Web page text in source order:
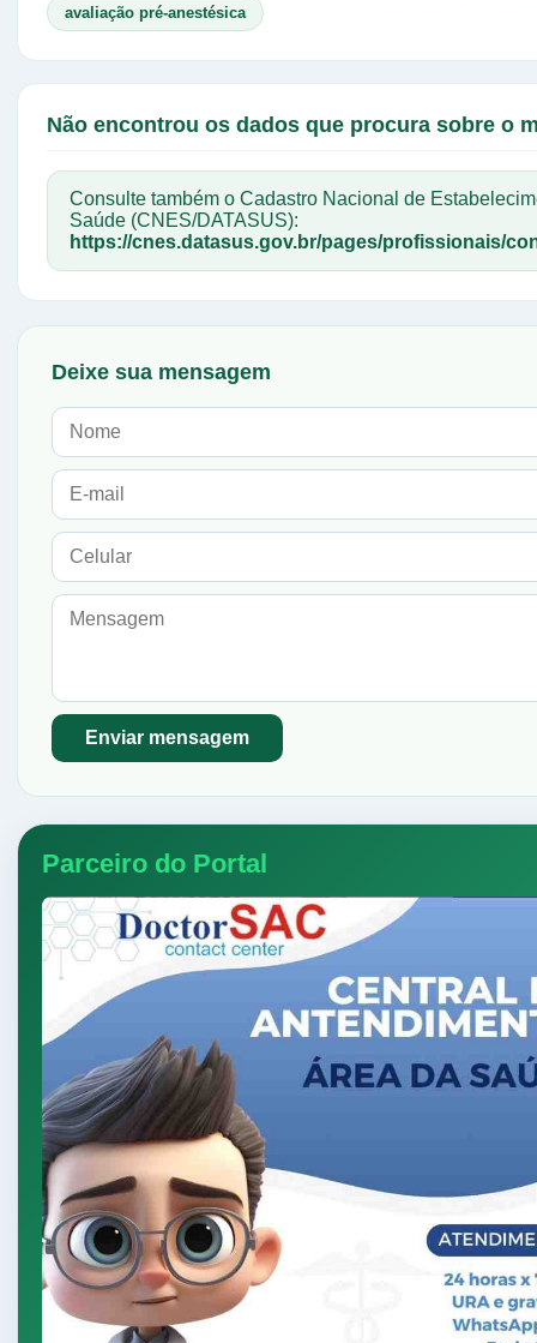
avaliação pré-anestésica
Não encontrou os dados que procura sobre o
Consulte também o Cadastro Nacional de
Saúde (CNES/DATASUS):
https://cnes.datasus.gov.br/pages/profissionais/
Deixe sua mensagem
Parceiro do Portal